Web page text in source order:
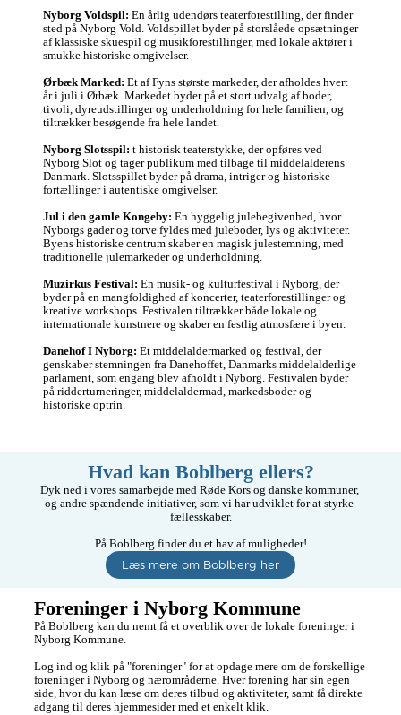
ud i byen.
Hvis det er det i
måske også leder
skriv og meld jer 😁
Venlig hilsen
Alexander og
Nyborg Voldspil: En årlig udendørs teaterforestilling, der finder
sted på Nyborg Vold. Voldspillet byder på storslåede opsætninger
af klassiske skuespil og musikforestillinger, med lokale aktører i
smukke historiske omgivelser.
Ørbæk Marked: Et af Fyns største markeder, der afholdes hvert
år i juli i Ørbæk. Markedet byder på et stort udvalg af boder,
tivoli, dyreudstillinger og underholdning for hele familien, og
tiltrækker besøgende fra hele landet.
Nyborg Slotsspil: t historisk teaterstykke, der opføres ved
Nyborg Slot og tager publikum med tilbage til middelalderens
Danmark. Slotsspillet byder på drama, intriger og historiske
fortællinger i autentiske omgivelser.
Jul i den gamle Kongeby: En hyggelig julebegivenhed, hvor
Nyborgs gader og torve fyldes med juleboder, lys og aktiviteter.
Byens historiske centrum skaber en magisk julestemning, med
traditionelle julemarkeder og underholdning.
Muzirkus Festival: En musik- og kulturfestival i Nyborg, der
byder på en mangfoldighed af koncerter, teaterforestillinger og
kreative workshops. Festivalen tiltrækker både lokale og
internationale kunstnere og skaber en festlig atmosfære i byen.
Danehof I Nyborg: Et middelaldermarked og festival, der
genskaber stemningen fra Danehoffet, Danmarks middelalderlige
parlament, som engang blev afholdt i Nyborg. Festivalen byder
på ridderturneringer, middelaldermad, markedsboder og
historiske optrin.
Hvad kan Boblberg ellers?
Dyk ned i vores samarbejde med Røde Kors og danske kommuner,
og andre spændende initiativer, som vi har udviklet for at styrke
fællesskaber.
På Boblberg finder du et hav af muligheder!
Læs mere om Boblberg her
Foreninger i Nyborg Kommune
På Boblberg kan du nemt få et overblik over de lokale foreninger i
Nyborg Kommune.
Log ind og klik på "foreninger" for at opdage mere om de forskellige
foreninger i Nyborg og nærområderne. Hver forening har sin egen
side, hvor du kan læse om deres tilbud og aktiviteter, samt få direkte
adgang til deres hjemmesider med et enkelt klik.